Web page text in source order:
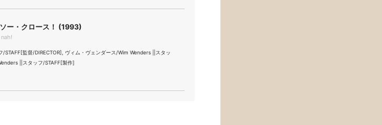
ー・クロース！ (1993)
STAFF[監督/DIRECTOR], ヴィム・ヴェンダース/Wim Wenders ||スタッ
||スタッフ/STAFF[製作]